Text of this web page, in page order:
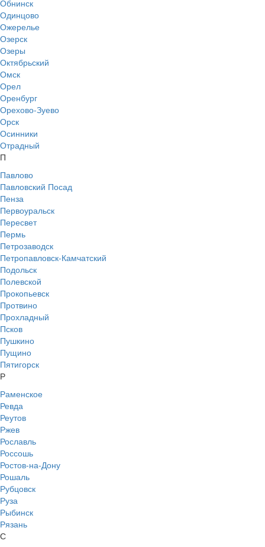
Обнинск
Одинцово
Ожерелье
Озерск
Озеры
Октябрьский
Омск
Орел
Оренбург
Орехово-Зуево
Орск
Осинники
Отрадный
П
Павлово
Павловский Посад
Пенза
Первоуральск
Пересвет
Пермь
Петрозаводск
Петропавловск-Камчатский
Подольск
Полевской
Прокопьевск
Протвино
Прохладный
Псков
Пушкино
Пущино
Пятигорск
Р
Раменское
Ревда
Реутов
Ржев
Рославль
Россошь
Ростов-на-Дону
Рошаль
Рубцовск
Руза
Рыбинск
Рязань
С